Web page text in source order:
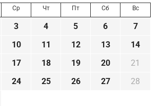
Ср Чт Пт Сб Вс
3 4 5 6
7
10 11 12 13
14
17 18 19 20
21
24 25 26 27
28